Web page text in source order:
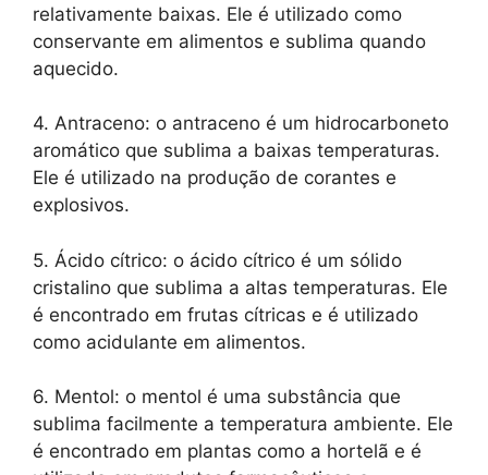
relativamente baixas. Ele é utilizado como
conservante em alimentos e sublima quando
aquecido.
4. Antraceno: o antraceno é um hidrocarboneto
aromático que sublima a baixas temperaturas.
Ele é utilizado na produção de corantes e
explosivos.
5. Ácido cítrico: o ácido cítrico é um sólido
cristalino que sublima a altas temperaturas. Ele
é encontrado em frutas cítricas e é utilizado
como acidulante em alimentos.
6. Mentol: o mentol é uma substância que
sublima facilmente a temperatura ambiente. Ele
é encontrado em plantas como a hortelã e é